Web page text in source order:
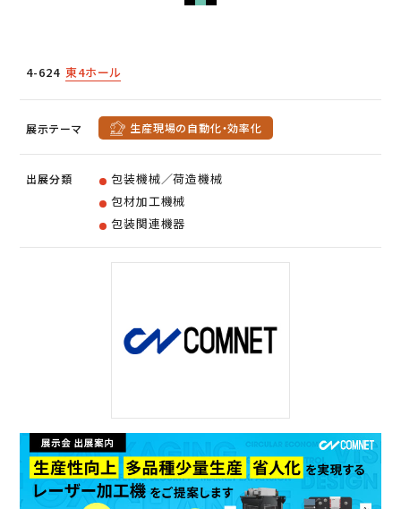
4-624 東4ホール
展示テーマ 生産現場の自動化・効率化
出展分類
包装機械／荷造機械
包材加工機械
包装関連機器